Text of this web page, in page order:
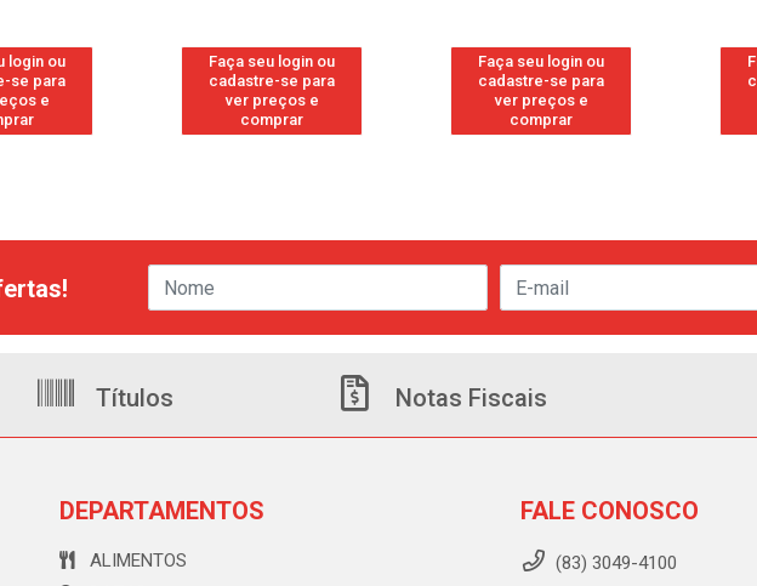
login ou
se para
e
Faça seu login ou
cadastre-se para
ver preços e
comprar
Faça seu login ou
cadastre-se para
ver preços e
comprar
Títulos Notas Fiscais
DEPARTAMENTOS
ALIMENTOS
FALE CONOSCO
(83) 3049-4100